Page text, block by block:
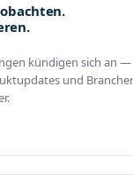
kündigen sich an —
und